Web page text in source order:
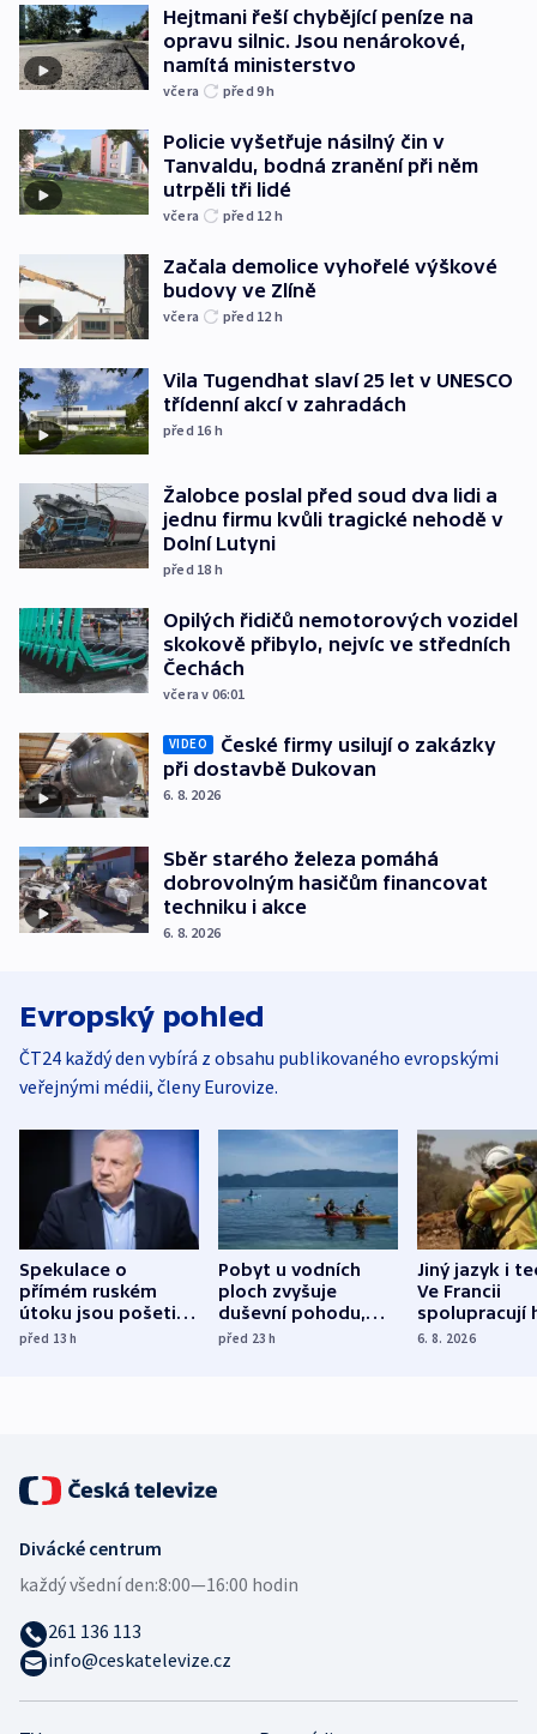
Hejtmani řeší chybějící peníze na
opravu silnic. Jsou nenárokové,
namítá ministerstvo
včera před 9h
Policie vyšetřuje násilný čin v
Tanvaldu, bodná zranění při něm
utrpěli tři lidé
včera před 12 h
Začala demolice vyhořelé výškové
budovy ve Zlíně
včera před 12 h
Vila Tugendhat slaví 25 let v UNESCO
třídenní akcí v zahradách
před 16 h
Žalobce poslal před soud dva lidi a
jednu firmu kvůli tragické nehodě v
Dolní Lutyni
před 18 h
Opilých řidičů nemotorových vozidel
skokově přibylo, nejvíc ve středních
Čechách
včera v 06:01
VIDEO
České firmy usilují o zakázky
při dostavbě Dukovan
6. 8. 2026
Sběr starého železa pomáhá
dobrovolným hasičům financovat
techniku i akce
6. 8. 2026
Evropský pohled
ČT24 každý den vybírá z obsahu publikovaného evropskými
veřejnými médii, členy Eurovize.
Spekulace o
přímém ruském
útoku jsou pošetilé,
míní estonský
před 13h
Pobyt u vodních
ploch zvyšuje
duševní pohodu,
ukázala
před 23h
Jiný jazyk i
Ve Francii
spolupracují
různých zemí
6. 8. 2026
Divácké centrum
každý všední den:8:00—16:00 hodin
261 136 113
info@ceskatelevize.cz